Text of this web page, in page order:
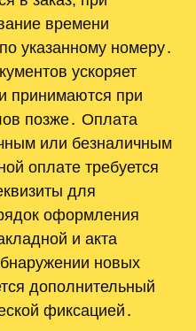
времени
указанному номеру․
ускоряет
принимаются при
позже․ Оплата
или безналичным
оплате требуется
для
оформления
и акта
новых
дополнительный
фиксацией․